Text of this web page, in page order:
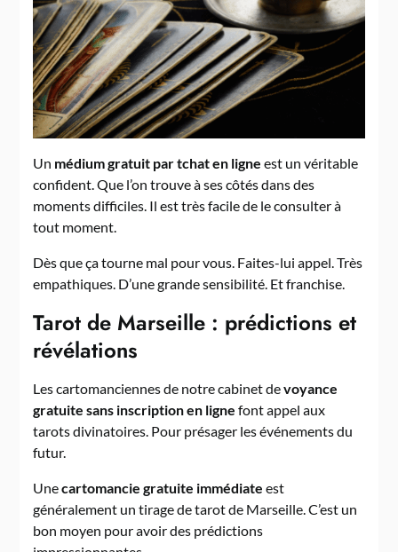
Un médium gratuit par tchat en ligne est un véritable
confident. Que l’on trouve à ses côtés dans des
moments difficiles. Il est très facile de le consulter à
tout moment.
Dès que ça tourne mal pour vous. Faites-lui appel. Très
empathiques. D’une grande sensibilité. Et franchise.
Tarot de Marseille : prédictions et
révélations
Les cartomanciennes de notre cabinet devoyance
gratuite sans inscription en ligne font appel aux
tarots divinatoires. Pour présager les événements du
futur.
Unecartomancie gratuite immédiate est
généralement un tirage de tarot de Marseille. C’est un
bon moyen pour avoir des prédictions